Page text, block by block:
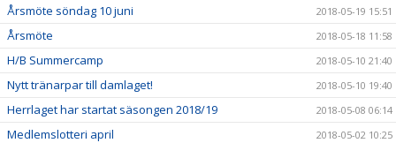
Årsmöte söndag 10 juni 2018-05-19 15:51
Årsmöte 2018-05-18 11:58
H/B Summercamp 2018-05-10 21:40
Nytt tränarpar till damlaget! 2018-05-10 19:40
Herrlaget har startat säsongen 2018/19 2018-05-08 06:14
Medlemslotteri april 2018-05-02 10:25